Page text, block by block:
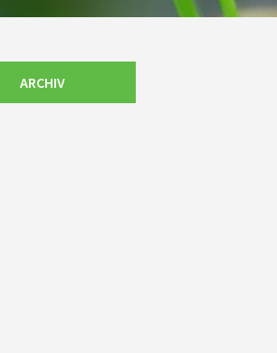
ARCHIV